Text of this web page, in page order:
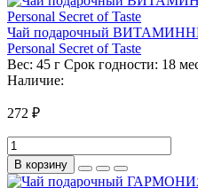
Чай подарочный
Personal Secret of Taste
Вес: 45 г Срок годности: 18
Наличие:
272 ₽
В корзину